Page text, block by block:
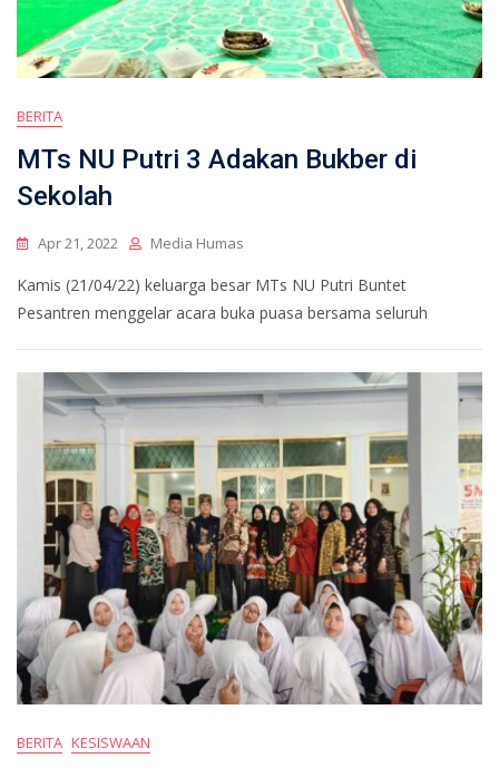
BERITA
MTs NU Putri 3 Adakan Bukber di
Sekolah
Apr 21, 2022 Media Humas
Kamis (21/04/22) keluarga besar MTs NU Putri Buntet
Pesantren menggelar acara buka puasa bersama seluruh
BERITA KESISWAAN